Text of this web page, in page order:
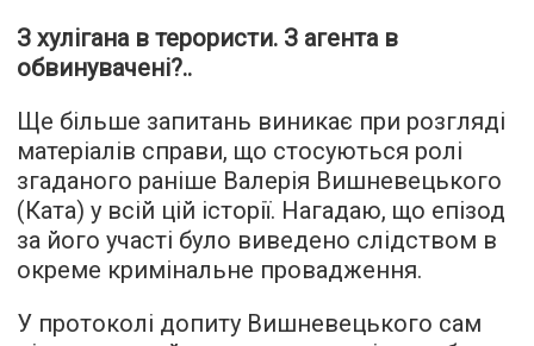
З хулігана в терористи. З агента в
обвинувачені?..
Ще більше запитань виникає при розгляді
матеріалів справи, що стосуються ролі
згаданого раніше Валерія Вишневецького
(Ката) у всій цій історії. Нагадаю, що епізод
за його участі було виведено слідством в
окреме кримінальне провадження.
У протоколі допиту Вишневецького сам